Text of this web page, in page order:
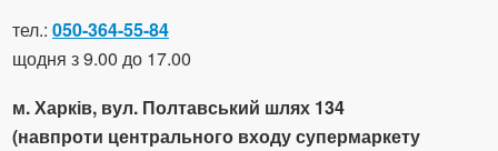
тел.: 050-364-55-84
щодня з 9.00 до 17.00
м. Харків, вул. Полтавський шлях 134
(навпроти центрального входу супермаркету